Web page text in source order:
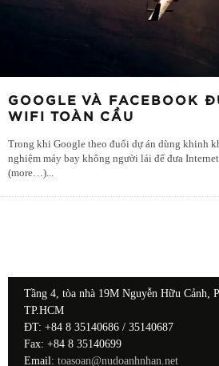
GOOGLE VÀ FACEBOOK
WIFI TOÀN CẦU
Trong khi Google theo đuổi dự án dùng khinh
nghiệm máy bay không người lái để đưa
(more…)...
Tầng 4, tòa nhà 19M Nguyễn Hữu Cảnh,
TP.HCM
ĐT: +84 8 35140686 / 35140687
Fax: +84 8 35140699
Email: toasoan@nudoanhnhan.net